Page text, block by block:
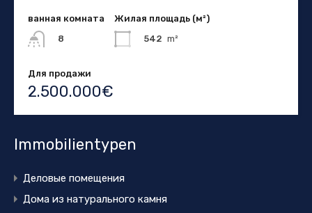
ванная комната
8
Жилая площадь (м²)
542 m²
Для продажи
2.500.000€
Immobilientypen
Деловые помещения
Дома из натурального камня